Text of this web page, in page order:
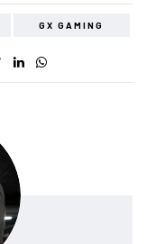
GX GAMING